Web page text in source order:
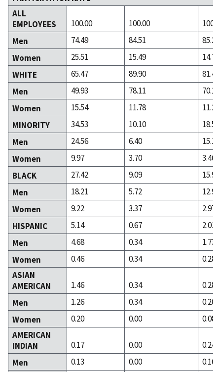
ALL
EMPLOYEES
100.00 100.00
Men
74.49 84.51
85.25
Women
25.51 15.49
14.75
WHITE
65.47 89.90
81.43
Men
49.93 78.11
70.14
Women
15.54 11.78
11.29
MINORITY
34.53 10.10
18.57
Men
24.56 6.40
15.11
Women
9.97 3.70
3.46
BLACK
27.42 9.09
15.96
Men
18.21 5.72
12.98
Women
9.22 3.37
2.97
HISPANIC
5.14 0.67
2.01
Men
4.68 0.34
1.73
Women
0.46 0.34
0.28
ASIAN
AMERICAN
1.46 0.34
0.28
Men
1.26 0.34
0.20
Women
0.20 0.00
0.08
AMERICAN
INDIAN
0.17 0.00
0.24
Men
0.13 0.00
0.16